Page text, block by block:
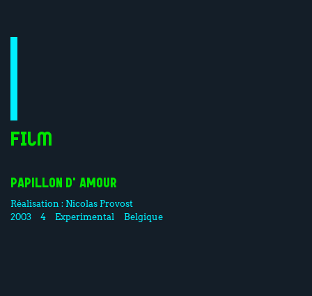
Film
PAPILLON D'AMOUR
Réalisation : Nicolas Provost
2003
4 Experimental Belgique